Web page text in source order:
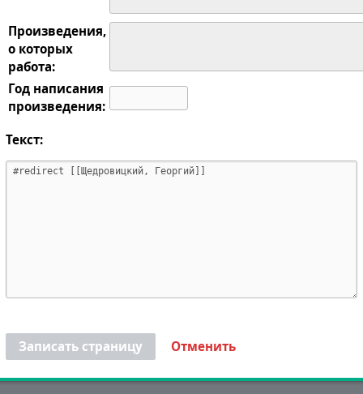
Произведения,
о которых
работа:
Год написания
произведения:
Текст:
Записать страницу Отменить